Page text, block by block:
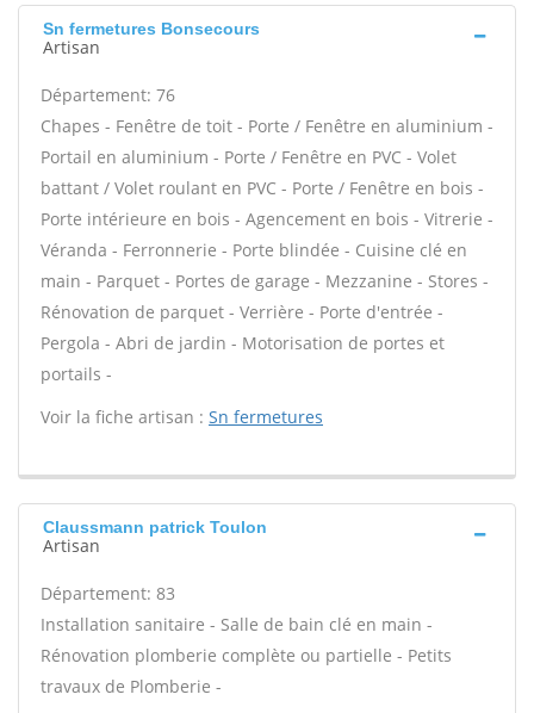
Sn fermetures Bonsecours
Artisan
Département: 76
Chapes - Fenêtre de toit - Porte / Fenêtre en aluminium -
Portail en aluminium - Porte / Fenêtre en PVC - Volet
battant / Volet roulant en PVC - Porte / Fenêtre en bois -
Porte intérieure en bois - Agencement en bois - Vitrerie -
Véranda - Ferronnerie - Porte blindée - Cuisine clé en
main - Parquet - Portes de garage - Mezzanine - Stores -
Rénovation de parquet - Verrière - Porte d'entrée -
Pergola - Abri de jardin - Motorisation de portes et
portails -
Voir la fiche artisan : Sn fermetures
Claussmann patrick Toulon
Artisan
Département: 83
Installation sanitaire - Salle de bain clé en main -
Rénovation plomberie complète ou partielle - Petits
travaux de Plomberie -